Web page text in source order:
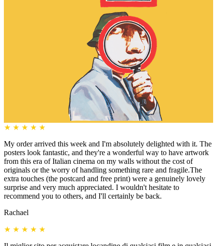
★ ★ ★ ★ ★
My order arrived this week and I'm absolutely delighted with it. The
posters look fantastic, and they're a wonderful way to have artwork
from this era of Italian cinema on my walls without the cost of
originals or the worry of handling something rare and fragile.The
extra touches (the postcard and free print) were a genuinely lovely
surprise and very much appreciated. I wouldn't hesitate to
recommend you to others, and I'll certainly be back.
Rachael
★ ★ ★ ★ ★